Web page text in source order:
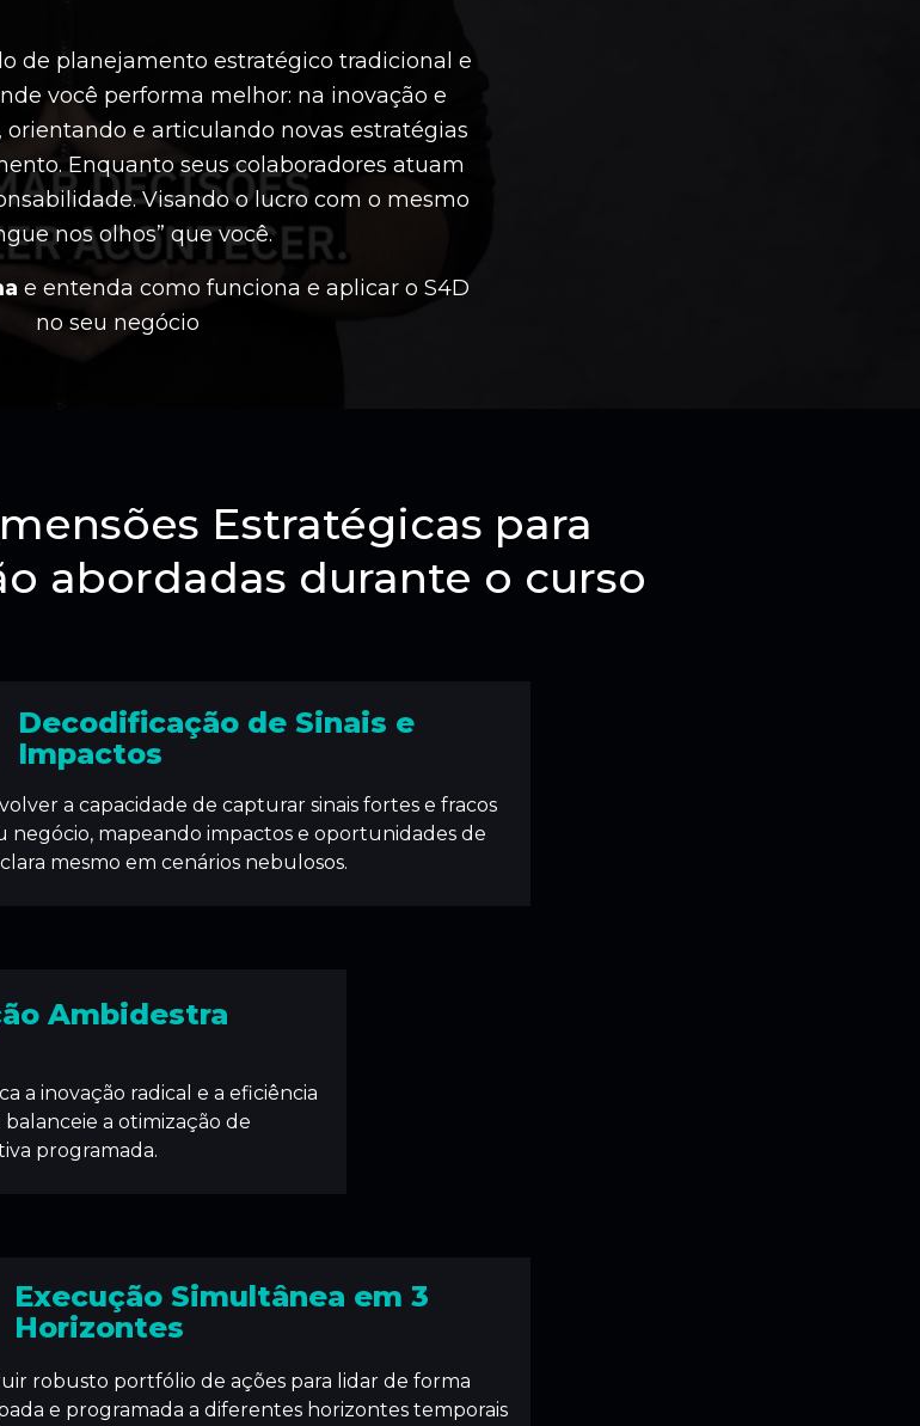
de planejamento estratégico tradicional e
você performa melhor: na inovação e
orientando e articulando novas estratégias
Enquanto seus colaboradores atuam
Visando o lucro com o mesmo
nos olhos” que você.
e entenda como funciona e aplicar o S4D
no seu negócio
Estratégicas para
abordadas durante o curso
a capacidade de capturar sinais fortes e fracos
negócio, mapeando impactos e oportunidades de
mesmo em cenários nebulosos.
Decodificação de Sinais e
Impactos
a inovação radical e a eficiência
a otimização de
programada.
Ambidestra
robusto portfólio de ações para lidar de forma
e programada a diferentes horizontes temporais
Execução Simultânea em 3
Horizontes